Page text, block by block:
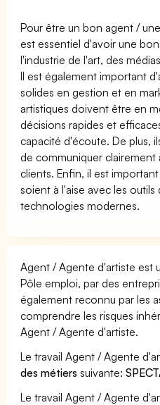
Pour être un bon agent /
est essentiel d'avoir une
l'industrie de l'art, des
Il est également important
solides en gestion et en
artistiques doivent être en
décisions rapides et
capacité d'écoute. De plus,
de communiquer clairement
clients. Enfin, il est
soient à l'aise avec les
technologies modernes.
Agent / Agente d'artiste est
Pôle emploi, par des
également reconnu par les
comprendre les risques
Agent / Agente d'artiste.
Le travail Agent / Agente
des métiers suivante:
Le travail Agent / Agente